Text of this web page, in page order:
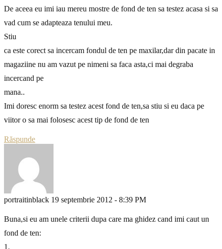
De aceea eu imi iau mereu mostre de fond de ten sa testez acasa si sa
vad cum se adapteaza tenului meu.
Stiu
ca este corect sa incercam fondul de ten pe maxilar,dar din pacate in
magaziine nu am vazut pe nimeni sa faca asta,ci mai degraba
incercand pe
mana..
Imi doresc enorm sa testez acest fond de ten,sa stiu si eu daca pe
viitor o sa mai folosesc acest tip de fond de ten
Răspunde
portraitinblack 19 septembrie 2012 - 8:39 PM
Buna,si eu am unele criterii dupa care ma ghidez cand imi caut un
fond de ten:
1.